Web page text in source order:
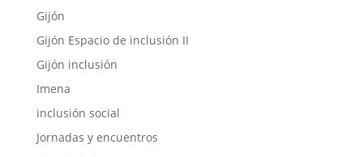
Gijón
Gijón Espacio de inclusión II
Gijón inclusión
Imena
inclusión social
Jornadas y encuentros